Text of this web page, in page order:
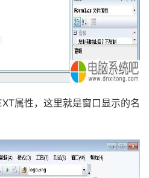
属性，这里就是窗口显示的名